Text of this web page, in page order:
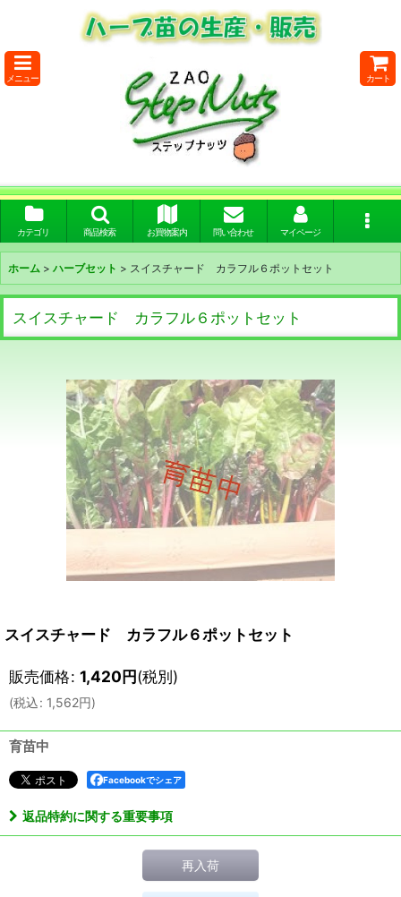
メニュー カート
カテゴリ 商品検索 お買物案内 問い合わせ マイページ
ホーム > ハーブセット > スイスチャード カラフル６ポットセット
スイスチャード カラフル６ポットセット
スイスチャード カラフル６ポットセット
販売価格: 1,420円(税別)
(税込: 1,562円)
育苗中
Facebookでシェア
返品特約に関する重要事項
再入荷